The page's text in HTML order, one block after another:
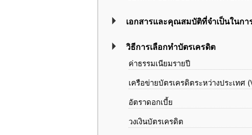
เอกสารและคุณสมบัติที่จำเป็นในกา
วิธีการเลือกทำบัตรเครดิต
ค่าธรรมเนียมรายปี
เครือข่ายบัตรเครดิตระหว่างประเทศ
อัตราดอกเบี้ย
วงเงินบัตรเครดิต